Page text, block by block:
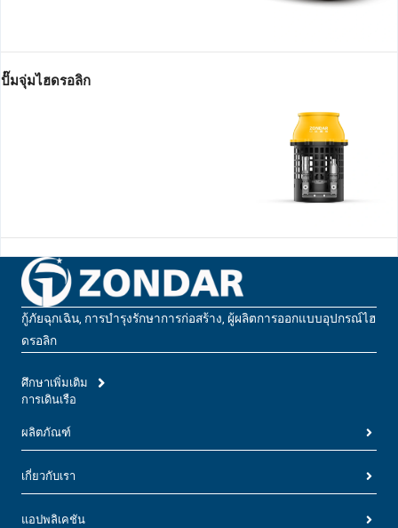
ปั๊มจุ่มไฮดรอลิก
กู้ภัยฉุกเฉิน, การบํารุงรักษาการก่อสร้าง, ผู้ผลิตการออกแบบอุปกรณ์ไฮ
ดรอลิก
ศึกษาเพิ่มเติม
การเดินเรือ
ผลิตภัณฑ์
เกี่ยวกับเรา
แอปพลิเคชัน